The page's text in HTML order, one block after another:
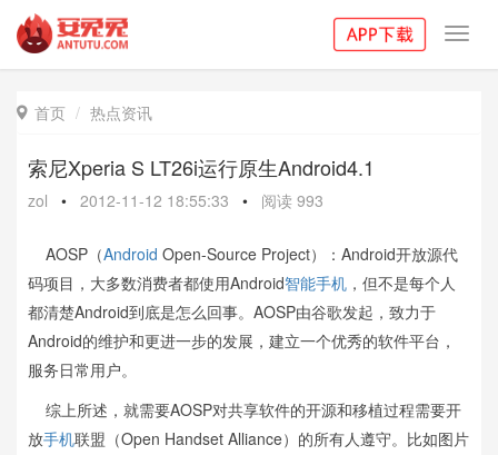
 首页 热点资讯
索尼Xperia S LT26i运行原生Android4.1
zol • 2012-11-12 18:55:33 • 阅读 993
AOSP（Android Open-Source Project）：Android开放源代
码项目，大多数消费者都使用Android智能手机 ，但不是每个人
都清楚Android到底是怎么回事。AOSP由谷歌发起，致力于
Android的维护和更进一步的发展，建立一个优秀的软件平台，
服务日常用户。
综上所述，就需要AOSP对共享软件的开源和移植过程需要开
放手机联盟（Open Handset Alliance）的所有人遵守。比如图片